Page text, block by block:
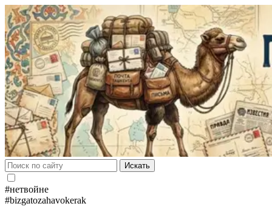
Искать
#нетвойне
#bizgatozahavokerak